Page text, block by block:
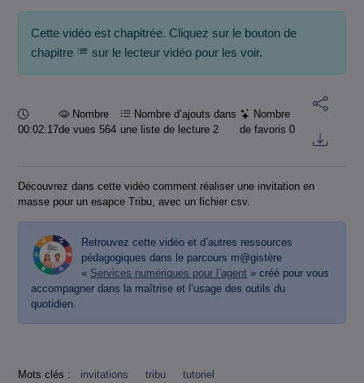
Cette vidéo est chapitrée. Cliquez sur le bouton de
chapitre
sur le lecteur vidéo pour les voir.
Durée :
00:02:17
Nombre
de vues 564
Nombre d’ajouts dans
une liste de lecture 2
Nombre
de favoris0
Découvrez dans cette vidéo comment réaliser une invitation en
masse pour un esapce Tribu, avec un fichier csv.
Retrouvez cette vidéo et d’autres ressources
pédagogiques dans le parcours m@gistère
« Services numériques pour l’agent» créé pour vous
accompagner dans la maîtrise et l’usage des outils du
quotidien.
Mots clés : invitations tribu tutoriel